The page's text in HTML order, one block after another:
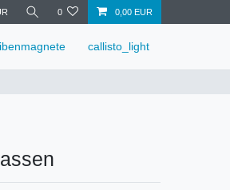
0 0,00 EUR
callisto_light